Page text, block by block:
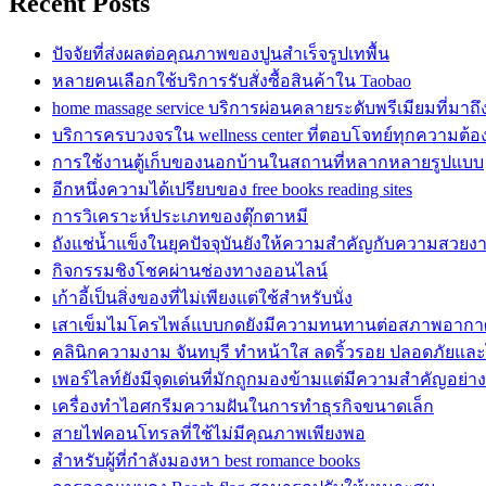
ปัจจัยที่ส่งผลต่อคุณภาพของปูนสำเร็จรูปเทพื้น
หลายคนเลือกใช้บริการรับสั่งซื้อสินค้าใน Taobao
home massage service บริการผ่อนคลายระดับพรีเมียมที่มา
บริการครบวงจรใน wellness center ที่ตอบโจทย์ทุกความต้อ
การใช้งานตู้เก็บของนอกบ้านในสถานที่หลากหลายรูปแบบ
อีกหนึ่งความได้เปรียบของ free books reading sites
การวิเคราะห์ประเภทของตุ๊กตาหมี
ถังแช่น้ำแข็งในยุคปัจจุบันยังให้ความสำคัญกับความสวยง
กิจกรรมชิงโชคผ่านช่องทางออนไลน์
เก้าอี้เป็นสิ่งของที่ไม่เพียงแต่ใช้สำหรับนั่ง
เสาเข็มไมโครไพล์แบบกดยังมีความทนทานต่อสภาพอาก
คลินิกความงาม จันทบุรี ทำหน้าใส ลดริ้วรอย ปลอดภัยแล
เพอร์ไลท์ยังมีจุดเด่นที่มักถูกมองข้ามแต่มีความสำคัญอย่าง
เครื่องทำไอศกรีมความฝันในการทำธุรกิจขนาดเล็ก
สายไฟคอนโทรลที่ใช้ไม่มีคุณภาพเพียงพอ
สำหรับผู้ที่กำลังมองหา best romance books